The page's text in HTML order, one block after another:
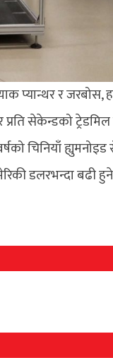
प्यान्थर र
प्रति सेकेन्डको
चिनियाँ
डलरभन्दा बढी